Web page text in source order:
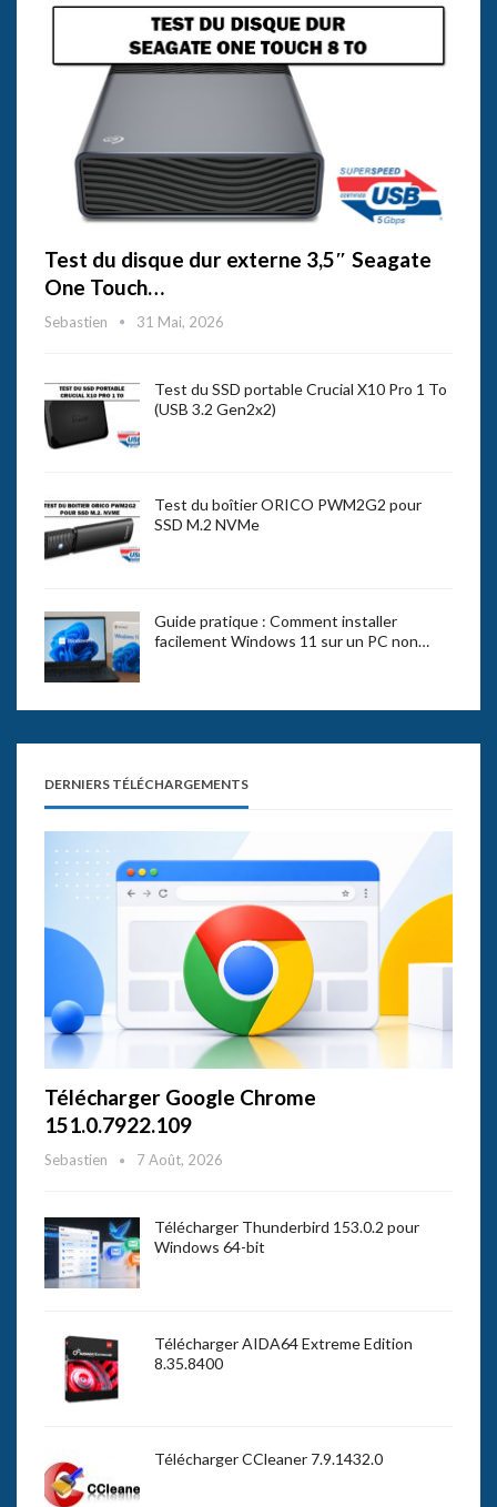
Test du disque dur externe 3,5″ Seagate
One Touch…
Sebastien 31 Mai, 2026
Test du SSD portable Crucial X10 Pro 1 To
(USB 3.2 Gen2x2)
Test du boîtier ORICO PWM2G2 pour
SSD M.2 NVMe
Guide pratique : Comment installer
facilement Windows 11 sur un PC non…
DERNIERS TÉLÉCHARGEMENTS
Télécharger Google Chrome
151.0.7922.109
Sebastien 7 Août, 2026
Télécharger Thunderbird 153.0.2 pour
Windows 64-bit
Télécharger AIDA64 Extreme Edition
8.35.8400
Télécharger CCleaner 7.9.1432.0